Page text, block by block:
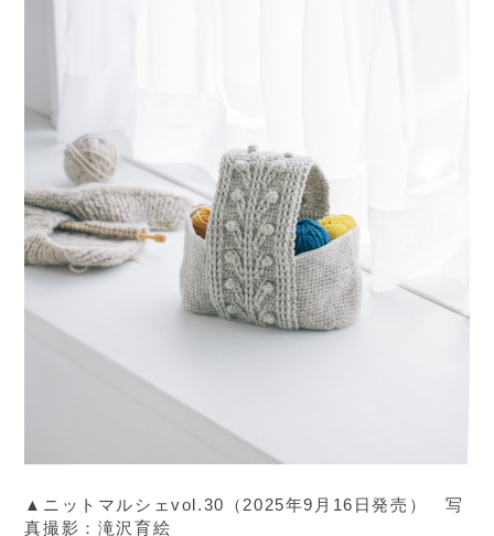
▲ニットマルシェvol.30（2025年9月16日発売） 写
真撮影：滝沢育絵